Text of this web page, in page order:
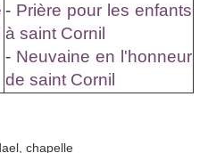
- Prière pour les enfants
à saint Cornil
- Neuvaine en l'honneur
de saint Cornil